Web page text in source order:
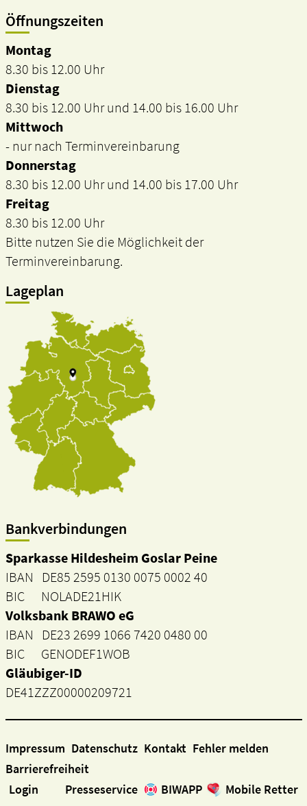
Öffnungszeiten
Montag
8.30 bis 12.00 Uhr
Dienstag
8.30 bis 12.00 Uhr und 14.00 bis 16.00 Uhr
Mittwoch
- nur nach Terminvereinbarung
Donnerstag
8.30 bis 12.00 Uhr und 14.00 bis 17.00 Uhr
Freitag
8.30 bis 12.00 Uhr
Bitte nutzen Sie die Möglichkeit der
Terminvereinbarung.
Lageplan
Bankverbindungen
Sparkasse Hildesheim Goslar Peine
IBAN DE85 2595 0130 0075 0002 40
BIC NOLADE21HIK
Volksbank BRAWO eG
IBAN DE23 2699 1066 7420 0480 00
BIC GENODEF1WOB
Gläubiger-ID
DE41ZZZ00000209721
Impressum Datenschutz Kontakt Fehler melden
Barrierefreiheit
Login
Presseservice BIWAPP Mobile Retter